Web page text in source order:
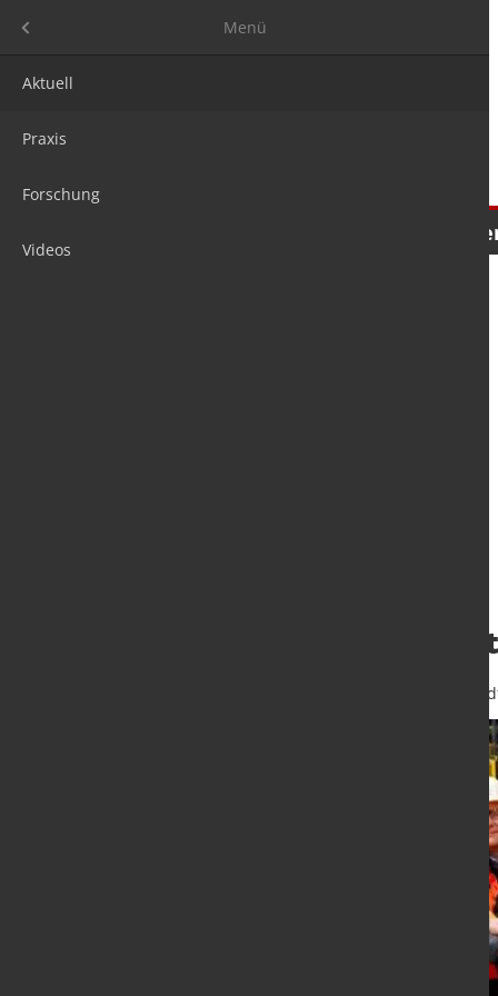
von Hubert
Menü
Aktuell
Praxis
Forschung
Videos